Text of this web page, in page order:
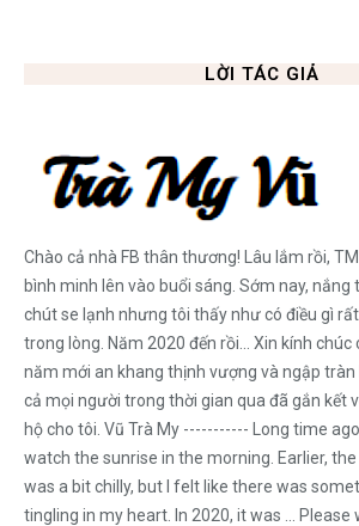
LỜI TÁC GIẢ
Chào cả nhà FB thân thương! Lâu lắm rồi,
bình minh lên vào buổi sáng. Sớm nay, nắng
chút se lạnh nhưng tôi thấy như có điều gì
trong lòng. Năm 2020 đến rồi... Xin kính
năm mới an khang thịnh vượng và ngập
cả mọi người trong thời gian qua đã gắn kết
hộ cho tôi. Vũ Trà My ----------- Long time
watch the sunrise in the morning. Earlier,
was a bit chilly, but I felt like there was
tingling in my heart. In 2020, it was ... Please